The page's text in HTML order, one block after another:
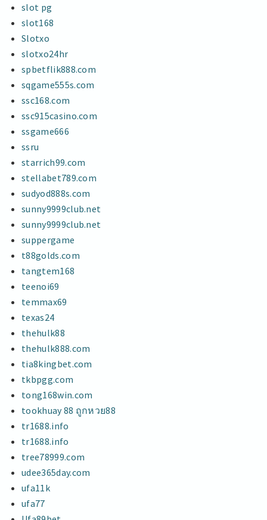
slot pg
slot168
Slotxo
slotxo24hr
spbetflik888.com
sqgame555s.com
ssc168.com
ssc915casino.com
ssgame666
ssru
starrich99.com
stellabet789.com
sudyod888s.com
sunny9999club.net
sunny9999club.net
suppergame
t88golds.com
tangtem168
teenoi69
temmax69
texas24
thehulk88
thehulk888.com
tia8kingbet.com
tkbpgg.com
tong168win.com
tookhuay 88 ถูกหวย88
tr1688.info
tr1688.info
tree78999.com
udee365day.com
ufa11k
ufa77